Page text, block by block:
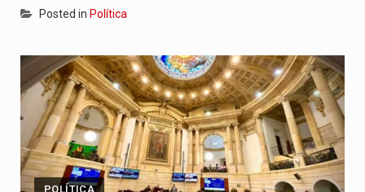
Posted in Política
POLÍTICA